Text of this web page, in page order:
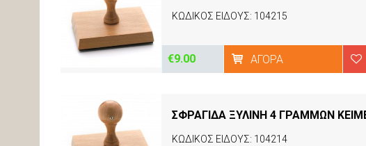
ΚΩΔΙΚΟΣ ΕΙΔΟΥΣ: 104215
€9.00 ΑΓΟΡΆ
ΣΦΡΑΓΙΔΑ ΞΥΛΙΝΗ 4 ΓΡΑΜΜΩΝ
ΚΩΔΙΚΟΣ ΕΙΔΟΥΣ: 104214